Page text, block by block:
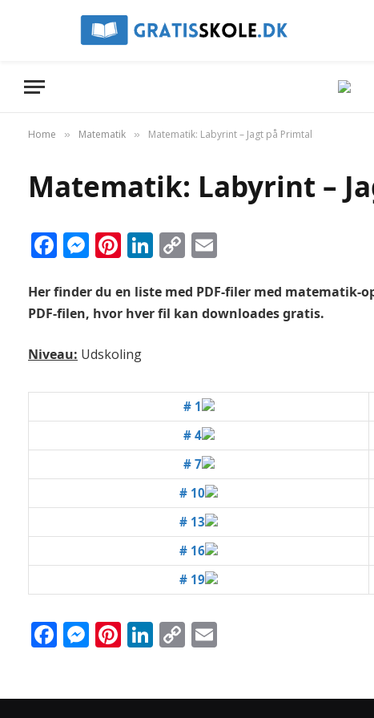
Home » Matematik » Matematik: Labyrint – Jagt på Primtal
Matematik: Labyrint –
Facebook
Messenger
Pinterest
LinkedIn
Copy
Her finder du en liste med PDF-filer med
PDF-filen, hvor hver fil kan downloades gratis.
Niveau: Udskoling
# 1
# 4
# 7
# 10
# 13
# 16
# 19
Facebook
Messenger
Pinterest
LinkedIn
Copy